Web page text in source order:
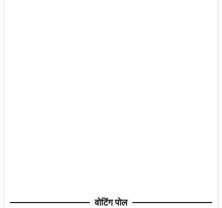
वोटिंग पोल